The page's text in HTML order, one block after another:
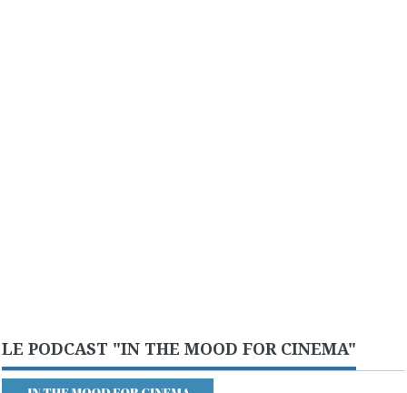
LE PODCAST "IN THE MOOD FOR CINEMA"